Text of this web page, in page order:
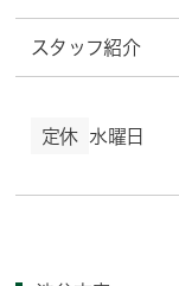
スタッフ紹介
定休 水曜日